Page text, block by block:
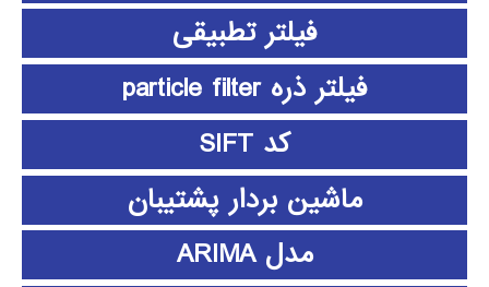
فیلتر تطبیقی
فیلتر ذره particle filter
کد SIFT
ماشین بردار پشتیبان
مدل ARIMA